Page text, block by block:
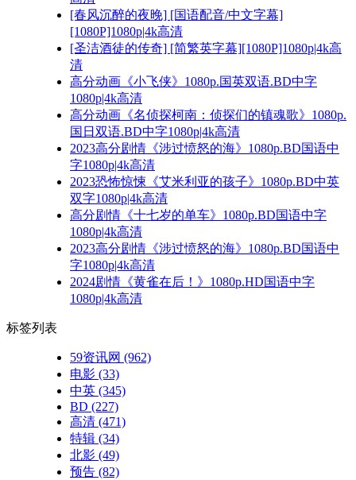
[春风沉醉的夜晚] [国语配音/中文字幕]
[1080P]1080p|4k高清
[圣洁酒徒的传奇] [简繁英字幕][1080P]1080p|4k高
清
高分动画《小飞侠》1080p.国英双语.BD中字
1080p|4k高清
高分动画《名侦探柯南：侦探们的镇魂歌》1080p.
国日双语.BD中字1080p|4k高清
2023高分剧情《涉过愤怒的海》1080p.BD国语中
字1080p|4k高清
2023恐怖惊悚《艾米利亚的孩子》1080p.BD中英
双字1080p|4k高清
高分剧情《十七岁的单车》1080p.BD国语中字
1080p|4k高清
2023高分剧情《涉过愤怒的海》1080p.BD国语中
字1080p|4k高清
2024剧情《黄雀在后！》1080p.HD国语中字
1080p|4k高清
标签列表
59资讯网 (962)
电影 (33)
中英 (345)
BD (227)
高清 (471)
特辑 (34)
北影 (49)
预告 (82)